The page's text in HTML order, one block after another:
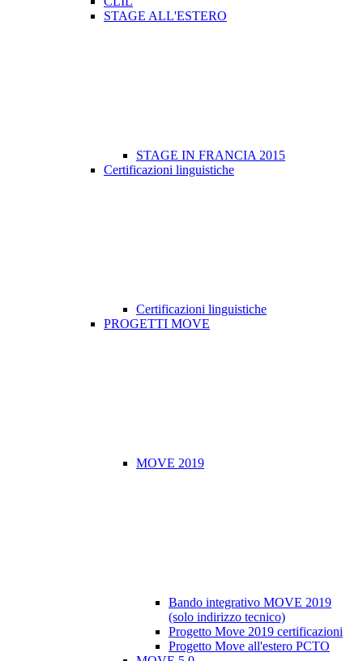
STAGE ALL'ESTERO
STAGE IN FRANCIA 2015
Certificazioni linguistiche
Certificazioni linguistiche
PROGETTI MOVE
MOVE 2019
Bando integrativo MOVE 2019
(solo indirizzo tecnico)
Progetto Move 2019 certificazioni
Progetto Move all'estero PCTO